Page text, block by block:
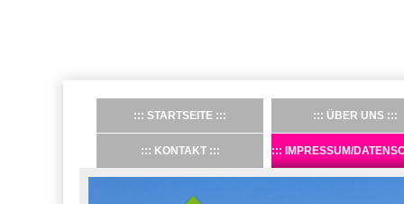
STARTSEITE ÜBER UNS
KONTAKT IMPRESSUM/